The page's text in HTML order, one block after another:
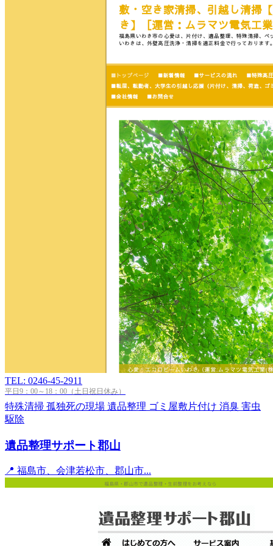
TEL: 0246-45-2911
平日9：00～18：00（土日祝日休み）
特殊清掃 孤独死の現場 遺品整理 ゴミ屋敷片付け 消臭 害虫
駆除
遺品整理サポート郡山
📍 福島市、会津若松市、郡山市...